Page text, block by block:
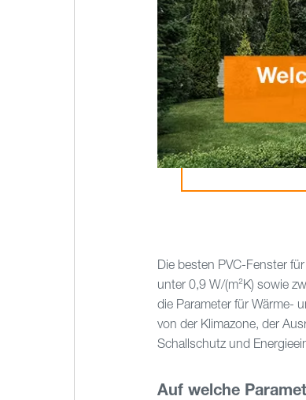
Die besten PVC-Fenster
unter 0,9 W/(m²K) sowie
die Parameter für Wärme-
von der Klimazone, der
Schallschutz und
Auf welche